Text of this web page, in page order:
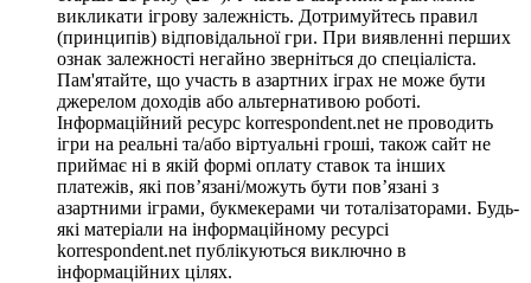
викликати ігрову залежність. Дотримуйтесь правил
(принципів) відповідальної гри. При виявленні перших
ознак залежності негайно зверніться до спеціаліста.
Пам'ятайте, що участь в азартних іграх не може бути
джерелом доходів або альтернативою роботі.
Інформаційний ресурс korrespondent.net не проводить
ігри на реальні та/або віртуальні гроші, також сайт не
приймає ні в якій формі оплату ставок та інших
платежів, які пов’язані/можуть бути пов’язані з
азартними іграми, букмекерами чи тоталізаторами. Будь-
які матеріали на інформаційному ресурсі
korrespondent.net публікуються виключно в
інформаційних цілях.